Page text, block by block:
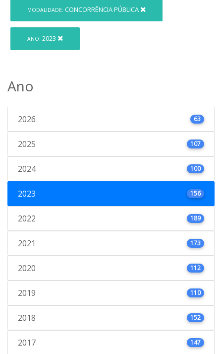
MODALIDADE: CONCORRÊNCIA PÚBLICA
ANO: 2023
Ano
2026 63
2025 107
2024 100
2023 156
2022 189
2021 173
2020 112
2019 110
2018 152
2017 147